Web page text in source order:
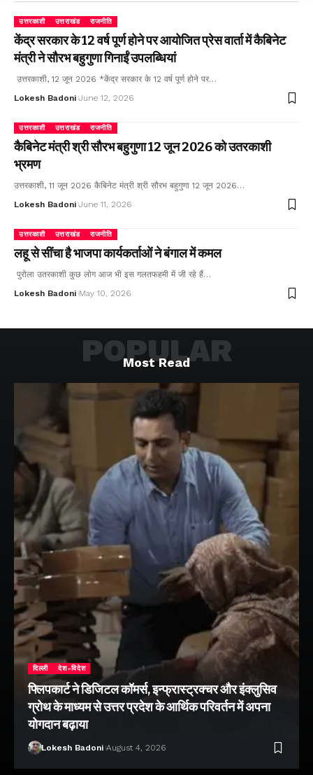
उत्तरकाशी उत्तराखंड राजनीति
केंद्र सरकार के 12 वर्ष पूर्ण होने पर आयोजित प्रेस वार्ता में कैबिनेट
मंत्री ने सौरभ बहुगुणा गिनाईं उपलब्धियां
उत्तरकाशी, 12 जून 2026 *केंद्र सरकार के 12 वर्ष पूर्ण होने पर…
Lokesh Badoni June 12, 2026
उत्तरकाशी उत्तराखंड राजनीति
कैबिनेट मंत्री श्री सौरभ बहुगुणा 12 जून 2026 को उतरकाशी
भ्रमण
उत्तरकाशी, 11 जून 2026 कैबिनेट मंत्री श्री सौरभ बहुगुणा 12 जून 2026…
Lokesh Badoni June 11, 2026
उत्तरकाशी उत्तराखंड राजनीति
लहू से सींचा है भाजपा कार्यकर्ताओं ने बंगाल में कमल
पुरोला उतरकाशी कुछ लोग आज भी इस गलतफहमी में जी रहे हैं…
Lokesh Badoni May 10, 2026
Most Read
POPULAR
दिल्ली देश-विदेश
फ्लिपकार्ट ने डिजिटल कॉमर्स, इन्फ्रास्ट्रक्चर और इंक्लुसिव
ग्रोथ के माध्यम से उत्तर प्रदेश के आर्थिक परिवर्तन में अपना
योगदान बढ़ाया
Lokesh Badoni August 4, 2026